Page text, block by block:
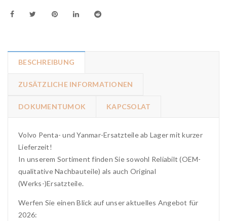
BESCHREIBUNG
ZUSÄTZLICHE INFORMATIONEN
DOKUMENTUMOK KAPCSOLAT
Volvo Penta- und Yanmar-Ersatzteile ab Lager mit kurzer
Lieferzeit!
In unserem Sortiment finden Sie sowohl Reliabilt (OEM-
qualitative Nachbauteile) als auch Original
(Werks-)Ersatzteile.
Werfen Sie einen Blick auf unser aktuelles Angebot für
2026: